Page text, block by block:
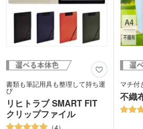
書類も筆記用具も整理して持ち運
び
リヒトラブ SMART FIT
クリップファイル
マチ付
不織